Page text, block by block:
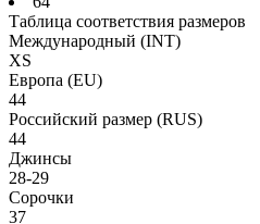
Таблица соответствия размеров
Международный (INT)
XS
Европа (EU)
44
Российский размер (RUS)
44
Джинсы
28-29
Сорочки
37